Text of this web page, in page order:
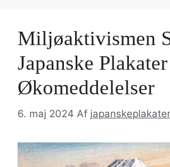
Miljøaktivismen
Japanske
Økomeddelelser
6. maj 2024 Af